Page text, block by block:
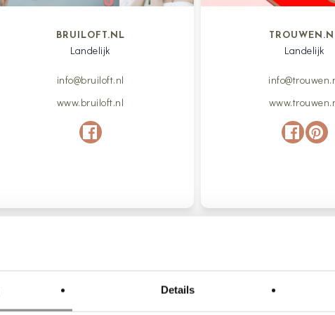
Details
BRUILOFT.NL
Landelijk
info@bruiloft.nl
www.bruiloft.nl
Landelijk